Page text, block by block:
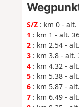
S/Z: km 0 - alt.
1 : km 1 - alt.
2: km 2.54 -
3: km 3.8 - alt.
4: km 4.32 -
5: km 5.38 -
6: km 5.87 -
7: km 6.49 -